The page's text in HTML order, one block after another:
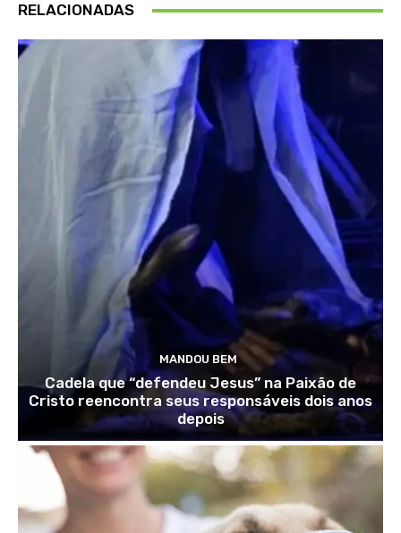
RELACIONADAS
MANDOU BEM
Cadela que “defendeu Jesus” na Paixão de
Cristo reencontra seus responsáveis dois anos
depois